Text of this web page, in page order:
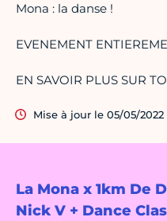
La Mona x 1km De
Nick V + Dance
Mona : la danse !
EVENEMENT
EN SAVOIR PLUS SUR
Mise à jour le 05/05/2022